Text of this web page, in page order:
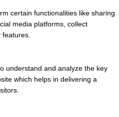
certain functionalities like sharing
media platforms, collect
understand and analyze the key
which helps in delivering a